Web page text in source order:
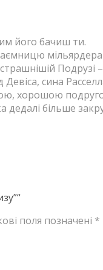
його бачиш ти.
Девіса, сина
хорошою
дедалі більше
поля позначені *